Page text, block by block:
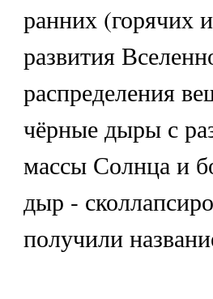
ранних (горячих
развития
распределения
чёрные дыры с
массы Солнца и
дыр -
получили